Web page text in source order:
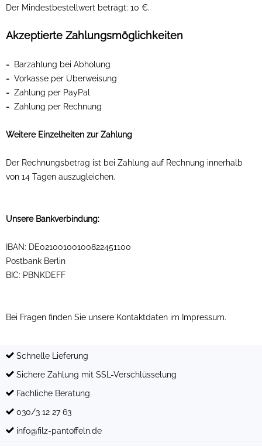
Der Mindestbestellwert beträgt: 10 €.
Akzeptierte Zahlungsmöglichkeiten
-
Barzahlung bei Abholung
- Vorkasse per Überweisung
- Zahlung per PayPal
- Zahlung per Rechnung
Weitere Einzelheiten zur Zahlung
Der Rechnungsbetrag ist bei Zahlung auf Rechnung innerhalb
von 14 Tagen auszugleichen.
Unsere Bankverbindung:
IBAN: DE02100100100822451100
Postbank Berlin
BIC: PBNKDEFF
Bei Fragen finden Sie unsere Kontaktdaten im Impressum.
Schnelle Lieferung
Sichere Zahlung mit SSL-Verschlüsselung
Fachliche Beratung
030/3 12 27 63
info@filz-pantoffeln.de